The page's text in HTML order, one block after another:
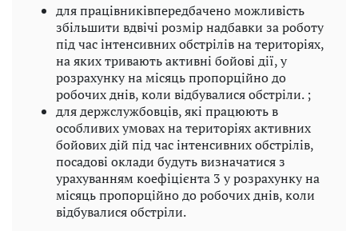
для працівниківпередбачено можливість
збільшити вдвічі розмір надбавки за роботу
під час інтенсивних обстрілів на територіях,
на яких тривають активні бойові дії, у
розрахунку на місяць пропорційно до
робочих днів, коли відбувалися обстріли. ;
для держслужбовців, які працюють в
особливих умовах на територіях активних
бойових дій під час інтенсивних обстрілів,
посадові оклади будуть визначатися з
урахуванням коефіцієнта 3 у розрахунку на
місяць пропорційно до робочих днів, коли
відбувалися обстріли.